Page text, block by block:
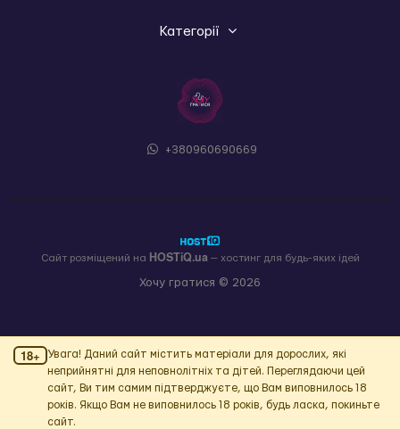
Категорії
+380960690669
Хочу гратися © 2026
Сайт розміщений на HOSTiQ.ua— хостинг для будь-яких ідей
18+
Увага! Даний сайт містить матеріали для дорослих, які
неприйнятні для неповнолітніх та дітей. Переглядаючи цей
сайт, Ви тим самим підтверджуєте, що Вам виповнилось 18
років. Якщо Вам не виповнилось 18 років, будь ласка, покиньте
сайт.